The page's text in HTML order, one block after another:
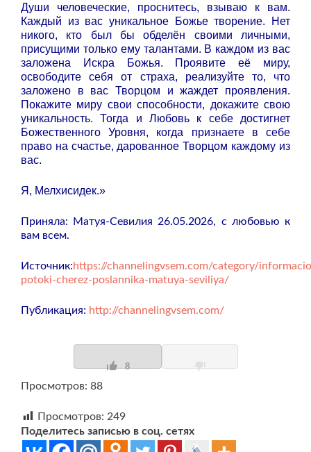
Души человеческие, проснитесь, взываю к вам.
Каждый из вас уникальное Божье творение. Нет
никого, кто был бы обделён своими личными,
присущими только ему талантами. В каждом из вас
заложена Искра Божья. Проявите её миру,
освободите себя от страха, реализуйте то, что
заложено в вас Творцом и жаждет проявления.
Покажите миру свои способности, докажите свою
уникальность. Тогда и Любовь к себе достигнет
Божественного Уровня, когда признаете в себе
право на счастье, дарованное Творцом каждому из
вас.
Я, Мелхисидек.»
Приняла: Матуя-Севилия 26.05.2026, с любовью к
вам всем.
Источник:https://channelingvsem.com/category/
potoki-cherez-poslannika-matuya-seviliya/
Публикация: http://channelingvsem.com/
8
Просмотров: 88
Просмотров: 249
Поделитесь записью в соц. сетях